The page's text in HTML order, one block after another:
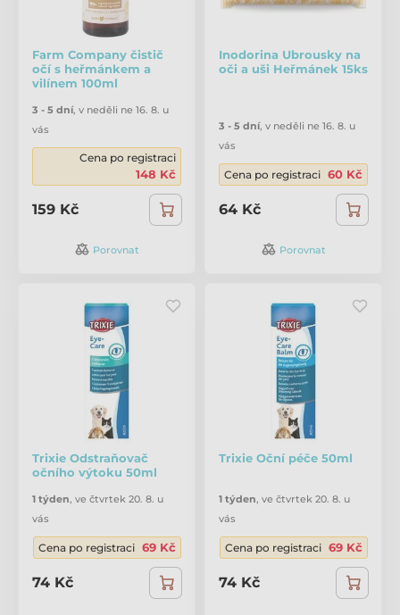
Farm Company čistič
očí s heřmánkem a
vilínem 100ml
3 - 5 dní, v neděli ne 16. 8. u
vás
Cena po registraci
148 Kč
159 Kč
Porovnat
Inodorina Ubrousky na
oči a uši Heřmánek 15ks
3 - 5 dní, v neděli ne 16. 8. u
vás
Cena po registraci 60 Kč
64 Kč
Porovnat
Trixie Odstraňovač
očního výtoku 50ml
1 týden, ve čtvrtek 20. 8. u
vás
Cena po registraci 69 Kč
74 Kč
Trixie Oční péče 50ml
1 týden, ve čtvrtek 20. 8. u
vás
Cena po registraci 69 Kč
74 Kč